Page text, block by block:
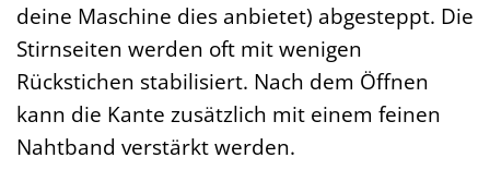
deine Maschine dies anbietet) abgesteppt. Die
Stirnseiten werden oft mit wenigen
Rückstichen stabilisiert. Nach dem Öffnen
kann die Kante zusätzlich mit einem feinen
Nahtband verstärkt werden.